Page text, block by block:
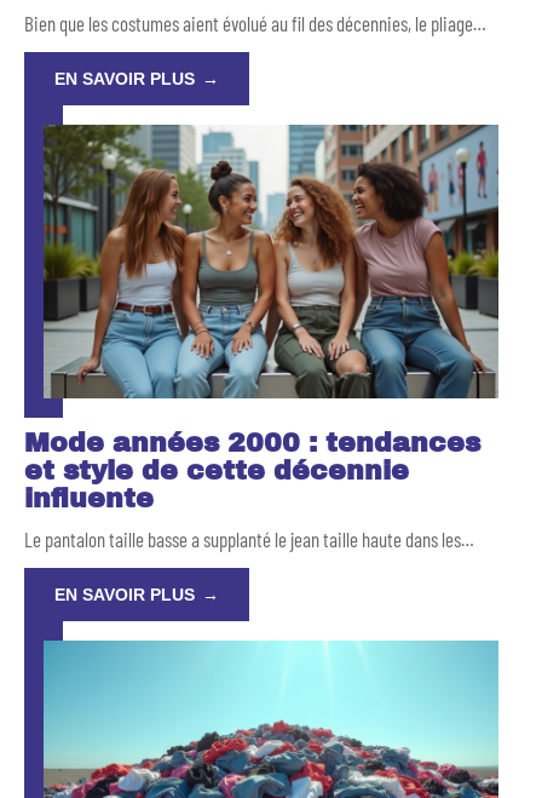
Bien que les costumes aient évolué au fil des décennies, le pliage…
EN SAVOIR PLUS
Mode années 2000 : tendances
et style de cette décennie
influente
Le pantalon taille basse a supplanté le jean taille haute dans les…
EN SAVOIR PLUS